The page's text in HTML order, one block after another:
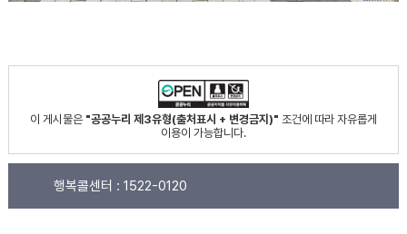
이 게시물은 "공공누리 제3유형(출처표시 + 변경금지)" 조건에 따라 자유롭게
이용이 가능합니다.
행복콜센터 : 1522-0120